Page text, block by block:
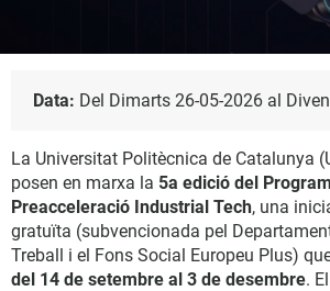
Data: Del Dimarts 26-05-2026 al
La Universitat Politècnica de Catalunya
posen en marxa la 5a edició del
Preacceleració Industrial Tech, una
gratuïta (subvencionada pel
Treball i el Fons Social Europeu Plus)
del 14 de setembre al 3 de desembre.